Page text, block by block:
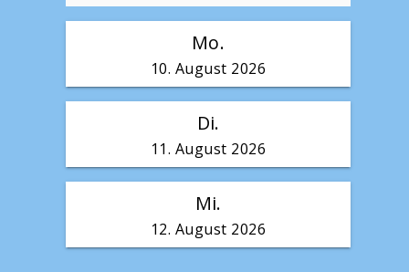
Mo.
10. August 2026
Di.
11. August 2026
Mi.
12. August 2026